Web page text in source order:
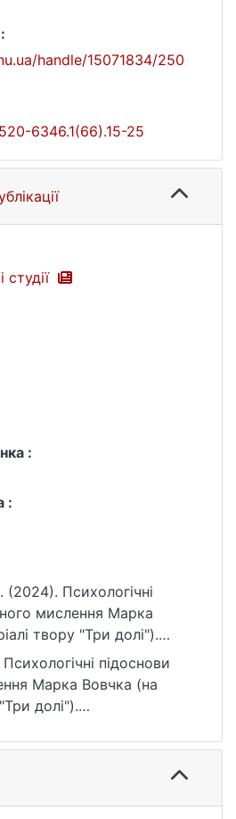
handle/15071834/250
6346.1(66).15-25
студії
:
:
(2024). Психологічні
мислення Марка
твору "Три долі").
студії, 1(66), 15–25.
2520-6346.1(66).15-
підоснови
Марка Вовчка (на
долі").
2520-6346.1(66).15-25